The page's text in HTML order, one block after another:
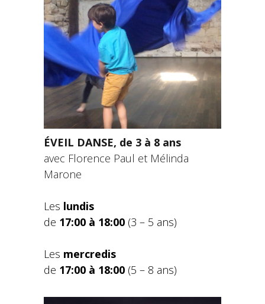
ÉVEIL DANSE, de 3 à 8 ans
avec Florence Paul et Mélinda
Marone
Les lundis
de 17:00 à 18:00 (3 – 5 ans)
Les mercredis
de 17:00 à 18:00 (5 – 8 ans)